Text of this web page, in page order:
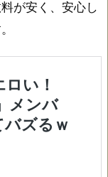
が安く、安心し